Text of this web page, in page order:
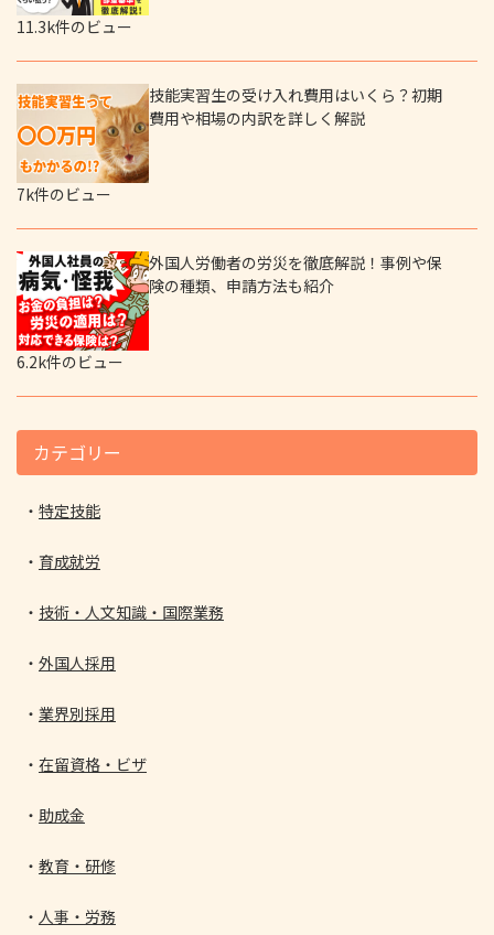
11.3k件のビュー
技能実習生の受け入れ費用はいくら？初期
費用や相場の内訳を詳しく解説
7k件のビュー
外国人労働者の労災を徹底解説！事例や保
険の種類、申請方法も紹介
6.2k件のビュー
カテゴリー
特定技能
育成就労
技術・人文知識・国際業務
外国人採用
業界別採用
在留資格・ビザ
助成金
教育・研修
人事・労務